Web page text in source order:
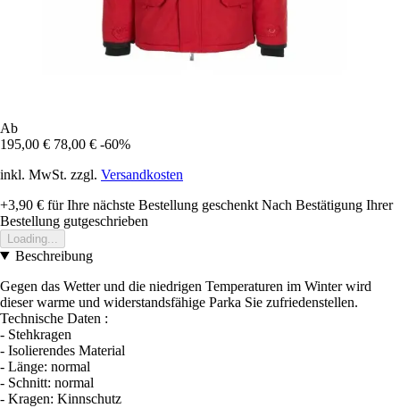
Ab
195,00 € 78,00 € -60%
inkl. MwSt. zzgl. Versandkosten
+3,90 € für Ihre nächste Bestellung geschenkt Nach Bestätigung Ihrer
Bestellung gutgeschrieben
Loading...
Beschreibung
Gegen das Wetter und die niedrigen Temperaturen im Winter wird
dieser warme und widerstandsfähige Parka Sie zufriedenstellen.
Technische Daten :
- Stehkragen
- Isolierendes Material
- Länge: normal
- Schnitt: normal
- Kragen: Kinnschutz